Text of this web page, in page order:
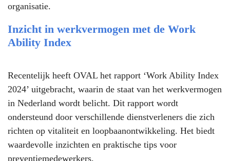
organisatie.
Inzicht in werkvermogen met de Work
Ability Index
Recentelijk heeft OVAL het rapport ‘Work Ability Index
2024’ uitgebracht, waarin de staat van het werkvermogen
in Nederland wordt belicht. Dit rapport wordt
ondersteund door verschillende dienstverleners die zich
richten op vitaliteit en loopbaanontwikkeling. Het biedt
waardevolle inzichten en praktische tips voor
preventiemedewerkers.